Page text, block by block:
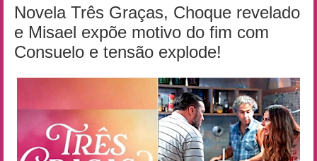
Novela Três Graças, Choque revelado
e Misael expõe motivo do fim com
Consuelo e tensão explode!